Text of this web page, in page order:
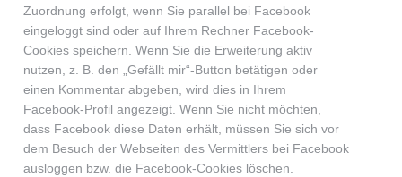
Zuordnung erfolgt, wenn Sie parallel bei Facebook
eingeloggt sind oder auf Ihrem Rechner Facebook-
Cookies speichern. Wenn Sie die Erweiterung aktiv
nutzen, z. B. den „Gefällt mir“-Button betätigen oder
einen Kommentar abgeben, wird dies in Ihrem
Facebook-Profil angezeigt. Wenn Sie nicht möchten,
dass Facebook diese Daten erhält, müssen Sie sich vor
dem Besuch der Webseiten des Vermittlers bei Facebook
ausloggen bzw. die Facebook-Cookies löschen.